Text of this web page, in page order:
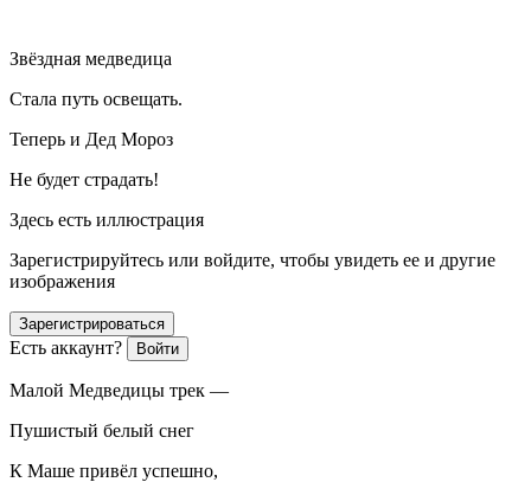
Звёздная медведица
Стала путь освещать.
Теперь и Дед Мороз
Не будет страдать!
Здесь есть иллюстрация
Зарегистрируйтесь или войдите, чтобы увидеть ее и другие
изображения
Зарегистрироваться
Есть аккаунт? Войти
Малой Медведицы трек —
Пушистый белый снег
К Маше привёл успешно,